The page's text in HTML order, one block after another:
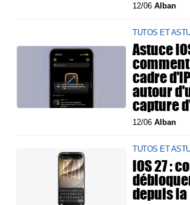
12/06Alban
TUTOS ET
Astuce
cadre
autour
capture
12/06Alban
TUTOS ET
iOS 27 :
depuis